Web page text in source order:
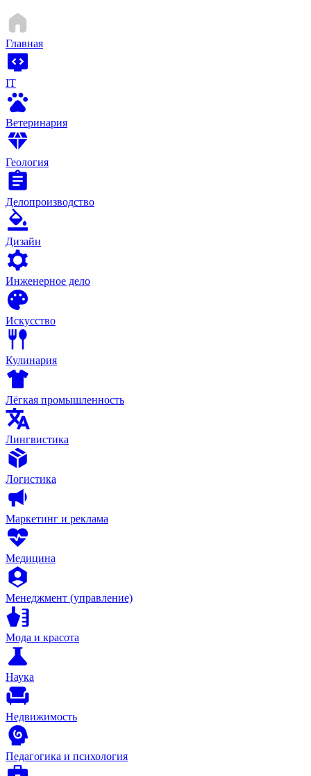
Главная
IT
Ветеринария
Геология
Делопроизводство
Дизайн
Инженерное дело
Искусство
Кулинария
Лёгкая промышленность
Лингвистика
Логистика
Маркетинг и реклама
Медицина
Менеджмент (управление)
Мода и красота
Наука
Недвижимость
Педагогика и психология